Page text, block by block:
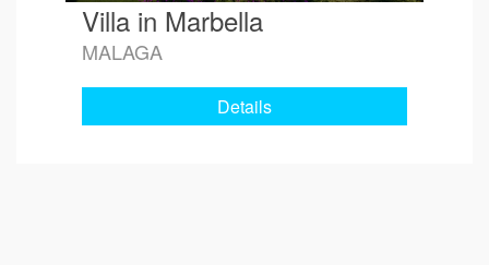
Villa in Marbella
MALAGA
Details